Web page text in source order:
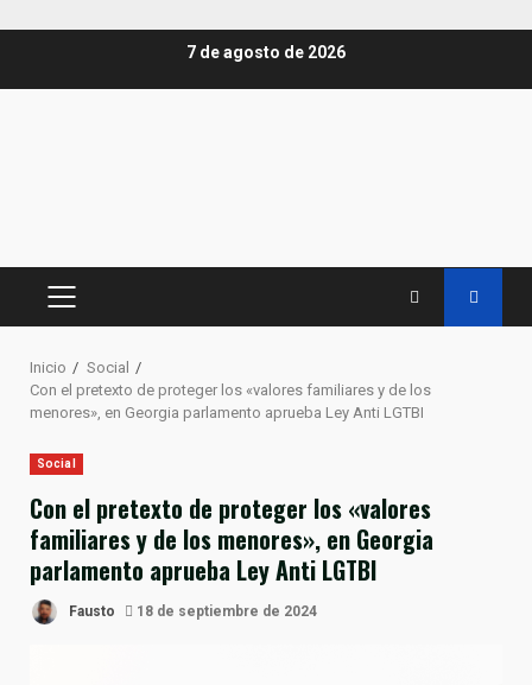
7 de agosto de 2026
MENÚ
Inicio
Social
Con el pretexto de proteger los «valores familiares y de los
menores», en Georgia parlamento aprueba Ley Anti LGTBI
Social
Con el pretexto de proteger los «valores
familiares y de los menores», en Georgia
parlamento aprueba Ley Anti LGTBI
Fausto 18 de septiembre de 2024